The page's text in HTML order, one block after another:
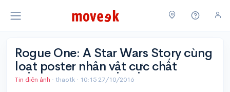
Rogue One: A Star Wars Story cùng
loạt poster nhân vật cực chất
Tin điện ảnh · thaotk · 10:15 27/10/2016